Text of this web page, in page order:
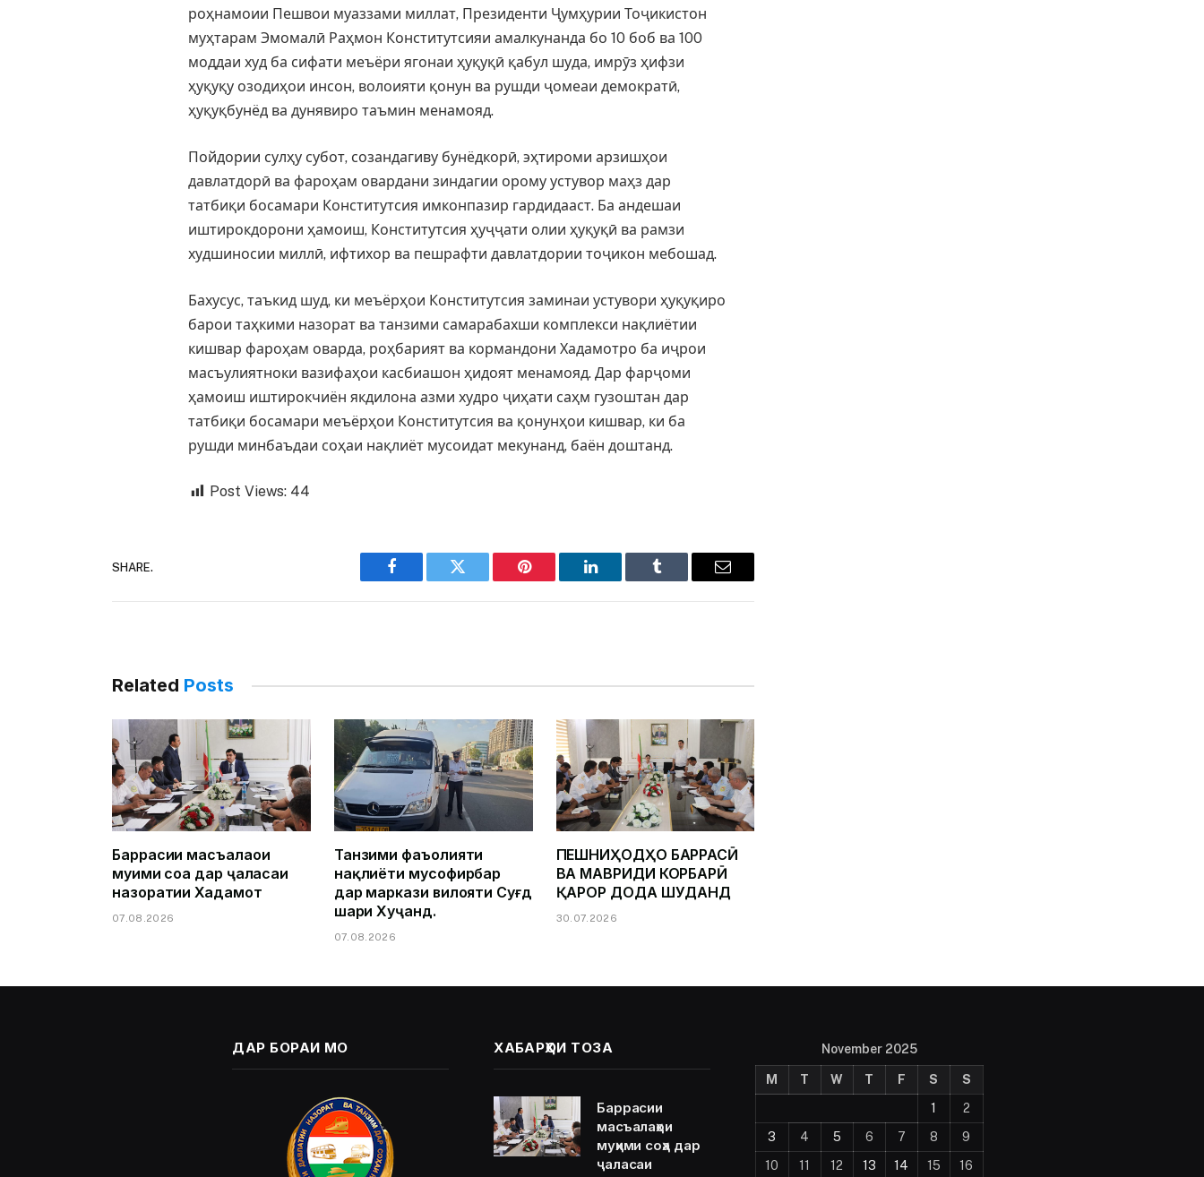
роҳнамоии Пешвои муаззами миллат, Президенти Ҷумҳурии Тоҷикистон
муҳтарам Эмомалӣ Раҳмон Конститутсияи амалкунанда бо 10 боб ва 100
моддаи худ ба сифати меъёри ягонаи ҳуқуқӣ қабул шуда, имрӯз ҳифзи
ҳуқуқу озодиҳои инсон, волоияти қонун ва рушди ҷомеаи демократӣ,
ҳуқуқбунёд ва дунявиро таъмин менамояд.
Пойдории сулҳу субот, созандагиву бунёдкорӣ, эҳтироми арзишҳои
давлатдорӣ ва фароҳам овардани зиндагии орому устувор маҳз дар
татбиқи босамари Конститутсия имконпазир гардидааст. Ба андешаи
иштирокдорони ҳамоиш, Конститутсия ҳуҷҷати олии ҳуқуқӣ ва рамзи
худшиносии миллӣ, ифтихор ва пешрафти давлатдории тоҷикон мебошад.
Бахусус, таъкид шуд, ки меъёрҳои Конститутсия заминаи устувори ҳуқуқиро
барои таҳкими назорат ва танзими самарабахши комплекси нақлиётии
кишвар фароҳам оварда, роҳбарият ва кормандони Хадамотро ба иҷрои
масъулиятноки вазифаҳои касбиашон ҳидоят менамояд. Дар фарҷоми
ҳамоиш иштирокчиён якдилона азми худро ҷиҳати саҳм гузоштан дар
татбиқи босамари меъёрҳои Конститутсия ва қонунҳои кишвар, ки ба
рушди минбаъдаи соҳаи нақлиёт мусоидат мекунанд, баён доштанд.
Post Views: 44
SHARE.
Facebook Twitter Pinterest LinkedIn Tumblr Email
Related Posts
Баррасии масъалаҳои
муҳими соҳа дар ҷаласаи
назоратии Хадамот
07.08.2026
Танзими фаъолияти
нақлиёти мусофирбар
дар маркази вилояти Суғд
шаҳри Хуҷанд.
07.08.2026
ПЕШНИҲОДҲО БАРРАСӢ
ВА МАВРИДИ КОРБАРӢ
ҚАРОР ДОДА ШУДАНД
30.07.2026
ДАР БОРАИ МО ХАБАРҲОИ ТОЗА
Баррасии
масъалаҳои
муҳими соҳа дар
ҷаласаи
November 2025
M T W T F S
S
1
2
3
4 5 6 7 8
9
10
11 12 13 14 15 16